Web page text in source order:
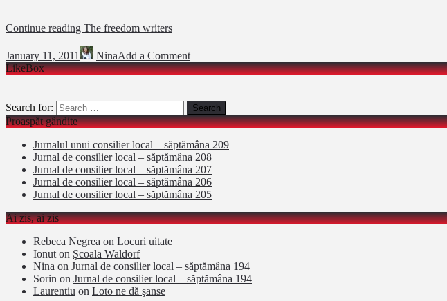
Continue reading The freedom writers
January 11, 2011 NinaAdd a Comment
LikeBox
Search for:
Proaspăt gândite
Jurnalul unui consilier local – săptămâna 209
Jurnal de consilier local – săptămâna 208
Jurnal de consilier local – săptămâna 207
Jurnal de consilier local – săptămâna 206
Jurnal de consilier local – săptămâna 205
Ai zis, ai zis
Rebeca Negrea on Locuri uitate
Ionut on Şcoala Waldorf
Nina on Jurnal de consilier local – săptămâna 194
Sorin on Jurnal de consilier local – săptămâna 194
Laurentiu on Loto ne dă şanse